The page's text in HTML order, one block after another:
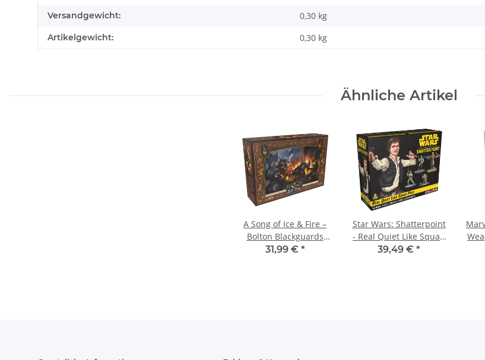
Versandgewicht: 0,30 kg
Artikelgewicht: 0,30 kg
Ähnliche Artikel
A Song of Ice & Fire –
Bolton Blackguards
(Rohlinge von Haus
31,99 € *
Star Wars: Shatterpoint
- Real Quiet Like Squad
Pack - Multilingual
39,49 € *